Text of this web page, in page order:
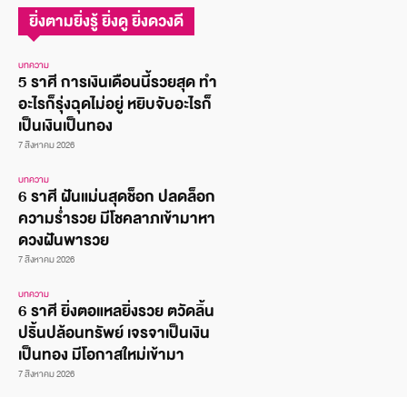
ยิ่งตามยิ่งรู้ ยิ่งดู ยิ่งดวงดี
บทความ
5 ราศี การเงินเดือนนี้รวยสุด ทำ
อะไรก็รุ่งฉุดไม่อยู่ หยิบจับอะไรก็
เป็นเงินเป็นทอง
7 สิงหาคม 2026
บทความ
6 ราศี ฝันแม่นสุดช็อก ปลดล็อก
ความร่ำรวย มีโชคลาภเข้ามาหา
ดวงฝันพารวย
7 สิงหาคม 2026
บทความ
6 ราศี ยิ่งตอแหลยิ่งรวย ตวัดลิ้น
ปริ้นปล้อนทรัพย์ เจรจาเป็นเงิน
เป็นทอง มีโอกาสใหม่เข้ามา
7 สิงหาคม 2026